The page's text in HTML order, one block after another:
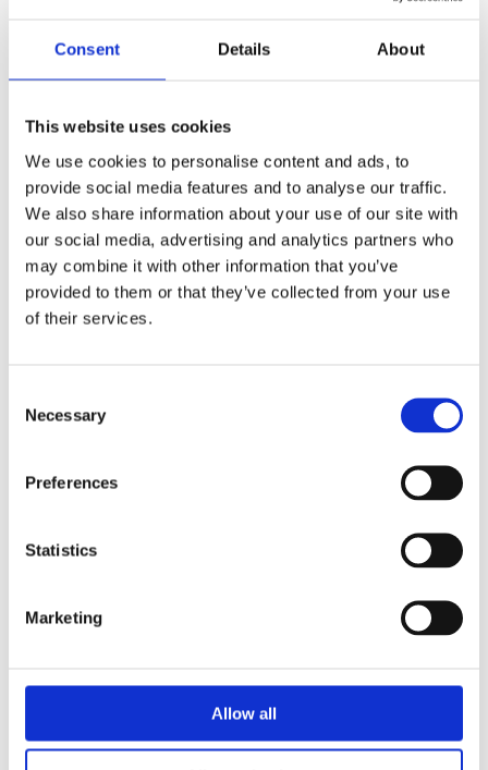
Consent Details About
This website uses cookies
We use cookies to personalise content and ads, to
provide social media features and to analyse our traffic.
We also share information about your use of our site with
our social media, advertising and analytics partners who
may combine it with other information that you’ve
provided to them or that they’ve collected from your use
of their services.
Selection
Necessary
Preferences
Statistics
Marketing
Allow all
Vosa A6 nøkkelring med plastklips
14 kr
Velg alternativ
Vi utvikler produkter og konsepter i alle kanaler – Alt
fra enkle produkter til sammensatte kampanjer
Kontakt
51 82 67 00